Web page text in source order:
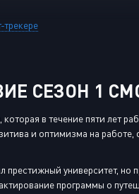
трекере
СЕЗОН 1
в течение пяти лет
и оптимизма на
университет, но
программы о